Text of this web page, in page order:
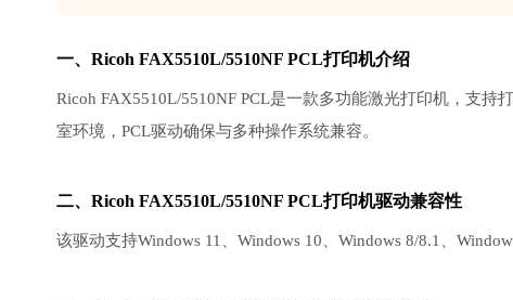
一、Ricoh FAX5510L/5510NF PCL打印机介绍
Ricoh FAX5510L/5510NF PCL是一款多功能激光打印机，支
室环境，PCL驱动确保与多种操作系统兼容。
二、Ricoh FAX5510L/5510NF PCL打印机驱动兼容性
该驱动支持Windows 11、Windows 10、Windows 8/8.1、